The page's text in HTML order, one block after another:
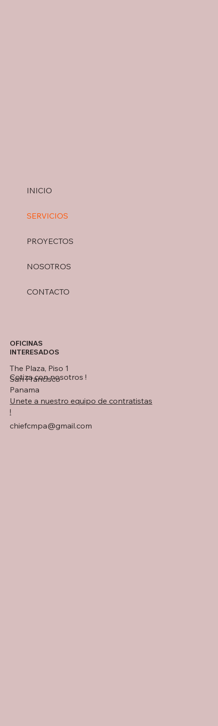
INICIO
SERVICIOS
PROYECTOS
NOSOTROS
CONTACTO
OFICINAS
The Plaza, Piso 1
San Francisco
Panama
chiefcmpa@gmail.com
INTERESADOS
Cotiza con nosotros !
Unete a nuestro equipo de contratistas
!